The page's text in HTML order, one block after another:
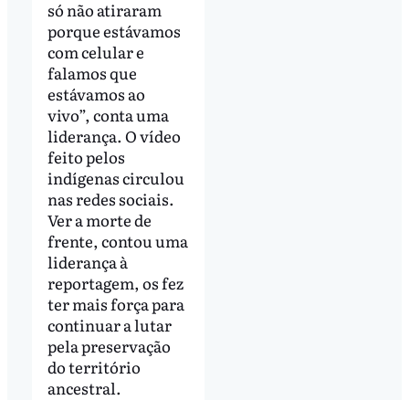
só não atiraram
porque estávamos
com celular e
falamos que
estávamos ao
vivo”, conta uma
liderança. O vídeo
feito pelos
indígenas circulou
nas redes sociais.
Ver a morte de
frente, contou uma
liderança à
reportagem, os fez
ter mais força para
continuar a lutar
pela preservação
do território
ancestral.